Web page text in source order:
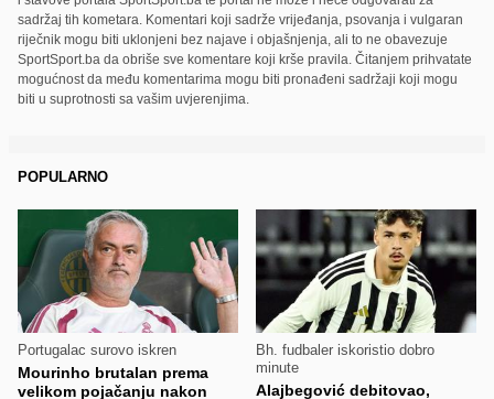
sadržaj tih kometara. Komentari koji sadrže vrijeđanja, psovanja i vulgaran
riječnik mogu biti uklonjeni bez najave i objašnjenja, ali to ne obavezuje
SportSport.ba da obriše sve komentare koji krše pravila. Čitanjem prihvatate
mogućnost da među komentarima mogu biti pronađeni sadržaji koji mogu
biti u suprotnosti sa vašim uvjerenjima.
POPULARNO
Portugalac surovo iskren
Mourinho brutalan prema
velikom pojačanju nakon
Bh. fudbaler iskoristio dobro
minute
Alajbegović debitovao,